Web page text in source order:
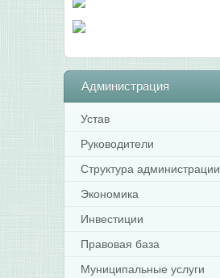
Администрация
Устав
Руководители
Структура администрации
Экономика
Инвестиции
Правовая база
Муниципальные услуги